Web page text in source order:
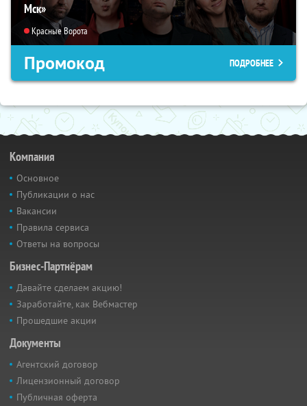
Мск»
Красные Ворота
Промокод ПОДРОБНЕЕ
Компания
Основное
Публикации о нас
Вакансии
Правила сервиса
Ответы на вопросы
Бизнес-Партнёрам
Давайте сделаем акцию!
Заработайте, как Вебмастер
Прошедшие акции
Документы
Агентский договор
Лицензионный договор
Публичная оферта